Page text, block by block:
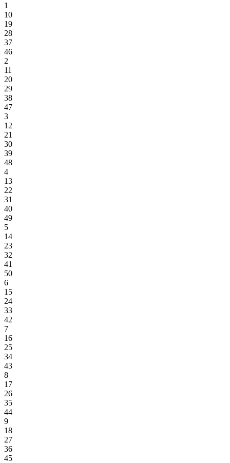
1
10
19
28
37
46
2
11
20
29
38
47
3
12
21
30
39
48
4
13
22
31
40
49
5
14
23
32
41
50
6
15
24
33
42
7
16
25
34
43
8
17
26
35
44
9
18
27
36
45